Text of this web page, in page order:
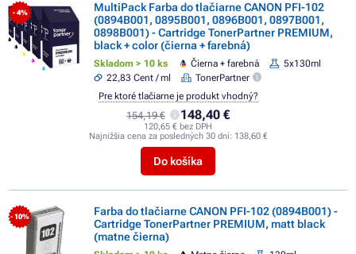
- 4%
MultiPack Farba do tlačiarne CANON PFI-102
(0894B001, 0895B001, 0896B001, 0897B001,
0898B001) - Cartridge TonerPartner PREMIUM,
black + color (čierna + farebná)
Skladom > 10 ks Čierna + farebná
5x130ml
22,83 Cent / ml
TonerPartner
154,19 € 148,40 €
120,65 € bez DPH
Najnižšia cena za posledných 30 dní: 138,60 €
Do košíka
Pre ktoré tlačiarne je produkt vhodný?
- 10%
Farba do tlačiarne CANON PFI-102 (0894B001) -
Cartridge TonerPartner PREMIUM, matt black
(matne čierna)